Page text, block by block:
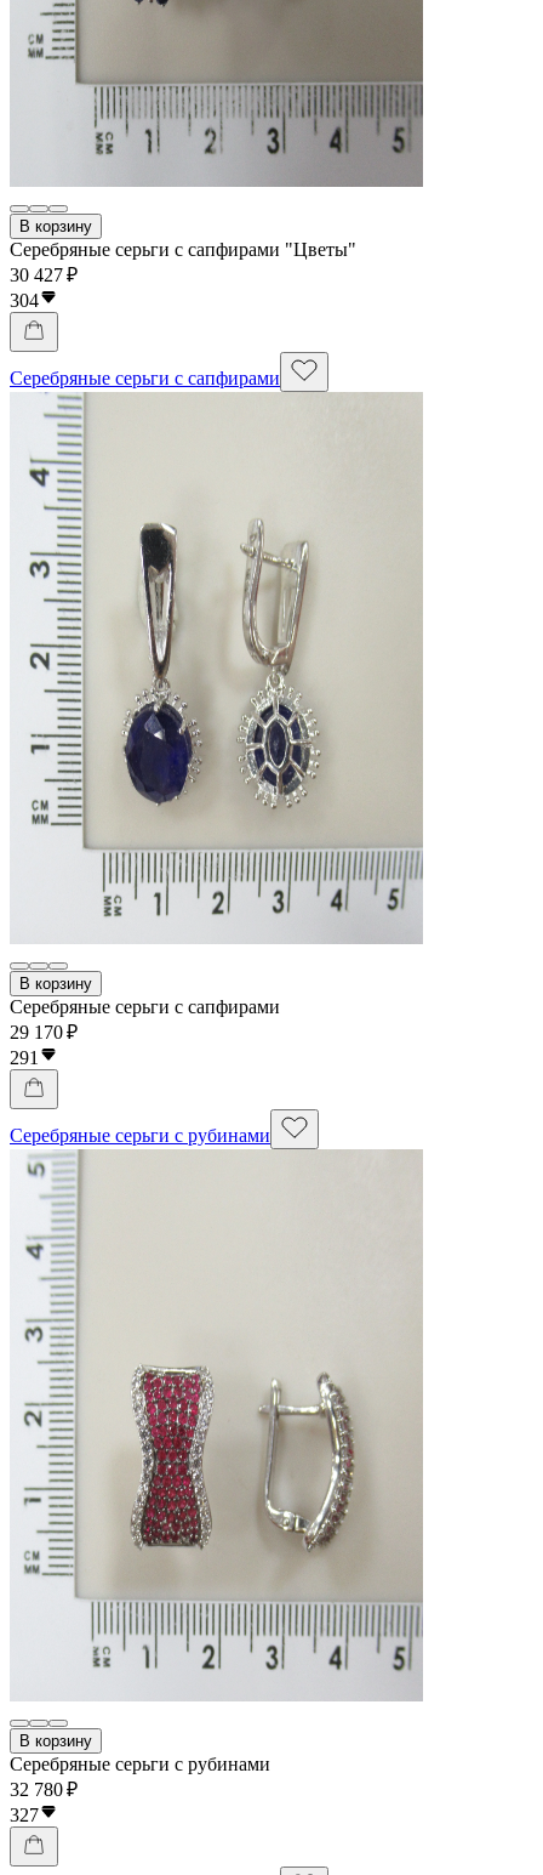
В корзину
Серебряные серьги с сапфирами "Цветы"
30 427 ₽
304
Серебряные серьги с сапфирами
В корзину
Серебряные серьги с сапфирами
29 170 ₽
291
Серебряные серьги с рубинами
В корзину
Серебряные серьги с рубинами
32 780 ₽
327